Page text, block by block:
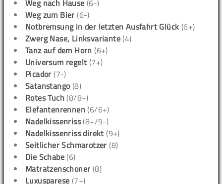
Weg nach Hause (6-)
Weg zum Bier (6-)
Notbremsung in der letzten Ausfahrt Glück (6+)
Zwerg Nase, Linksvariante (4)
Tanz auf dem Horn (6+)
Universum regelt (7+)
Picador (7-)
Satanstango(8)
Rotes Tuch (8/8+)
Elefantenrennen (6/6+)
Nadelkissenriss(8+/9-)
Nadelkissenriss direkt (9+)
Seitlicher Schmarotzer (8)
Die Schabe (6)
Matratzenschoner (8)
Luxusparese (7+)